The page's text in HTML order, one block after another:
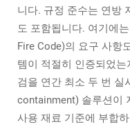
니다. 규정 준수는 연방
도 포함됩니다. 여기에
Fire Code)의 요구 사항
템이 적절히 인증되었
검을 연간 최소 두 번 실
containment) 솔루션이
사용 재료 기준에 부합